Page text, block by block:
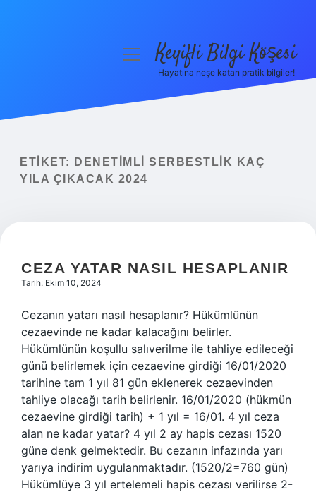
Yasal Uyarı
menüyüKeyifli Bilgi Köşesi
Hayatına neşe katan pratik bilgiler!
ETIKET:
DENETIMLI SERBESTLIK KAÇ
YILA ÇIKACAK 2024
CEZA YATAR NASIL HESAPLANIR
Tarih: Ekim 10, 2024
Cezanın yatarı nasıl hesaplanır? Hükümlünün
cezaevinde ne kadar kalacağını belirler.
Hükümlünün koşullu salıverilme ile tahliye edileceği
günü belirlemek için cezaevine girdiği 16/01/2020
tarihine tam 1 yıl 81 gün eklenerek cezaevinden
tahliye olacağı tarih belirlenir. 16/01/2020 (hükmün
cezaevine girdiği tarih) + 1 yıl = 16/01. 4 yıl ceza
alan ne kadar yatar? 4 yıl 2 ay hapis cezası 1520
güne denk gelmektedir. Bu cezanın infazında yarı
yarıya indirim uygulanmaktadır. (1520/2=760 gün)
Hükümlüye 3 yıl ertelemeli hapis cezası verilirse 2-